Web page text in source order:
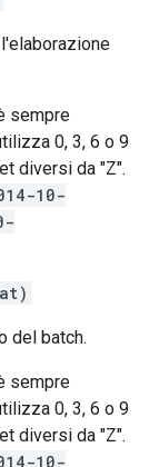
sempre
0, 3, 6 o 9
diversi da "Z".
10-
del batch.
sempre
0, 3, 6 o 9
diversi da "Z".
10-